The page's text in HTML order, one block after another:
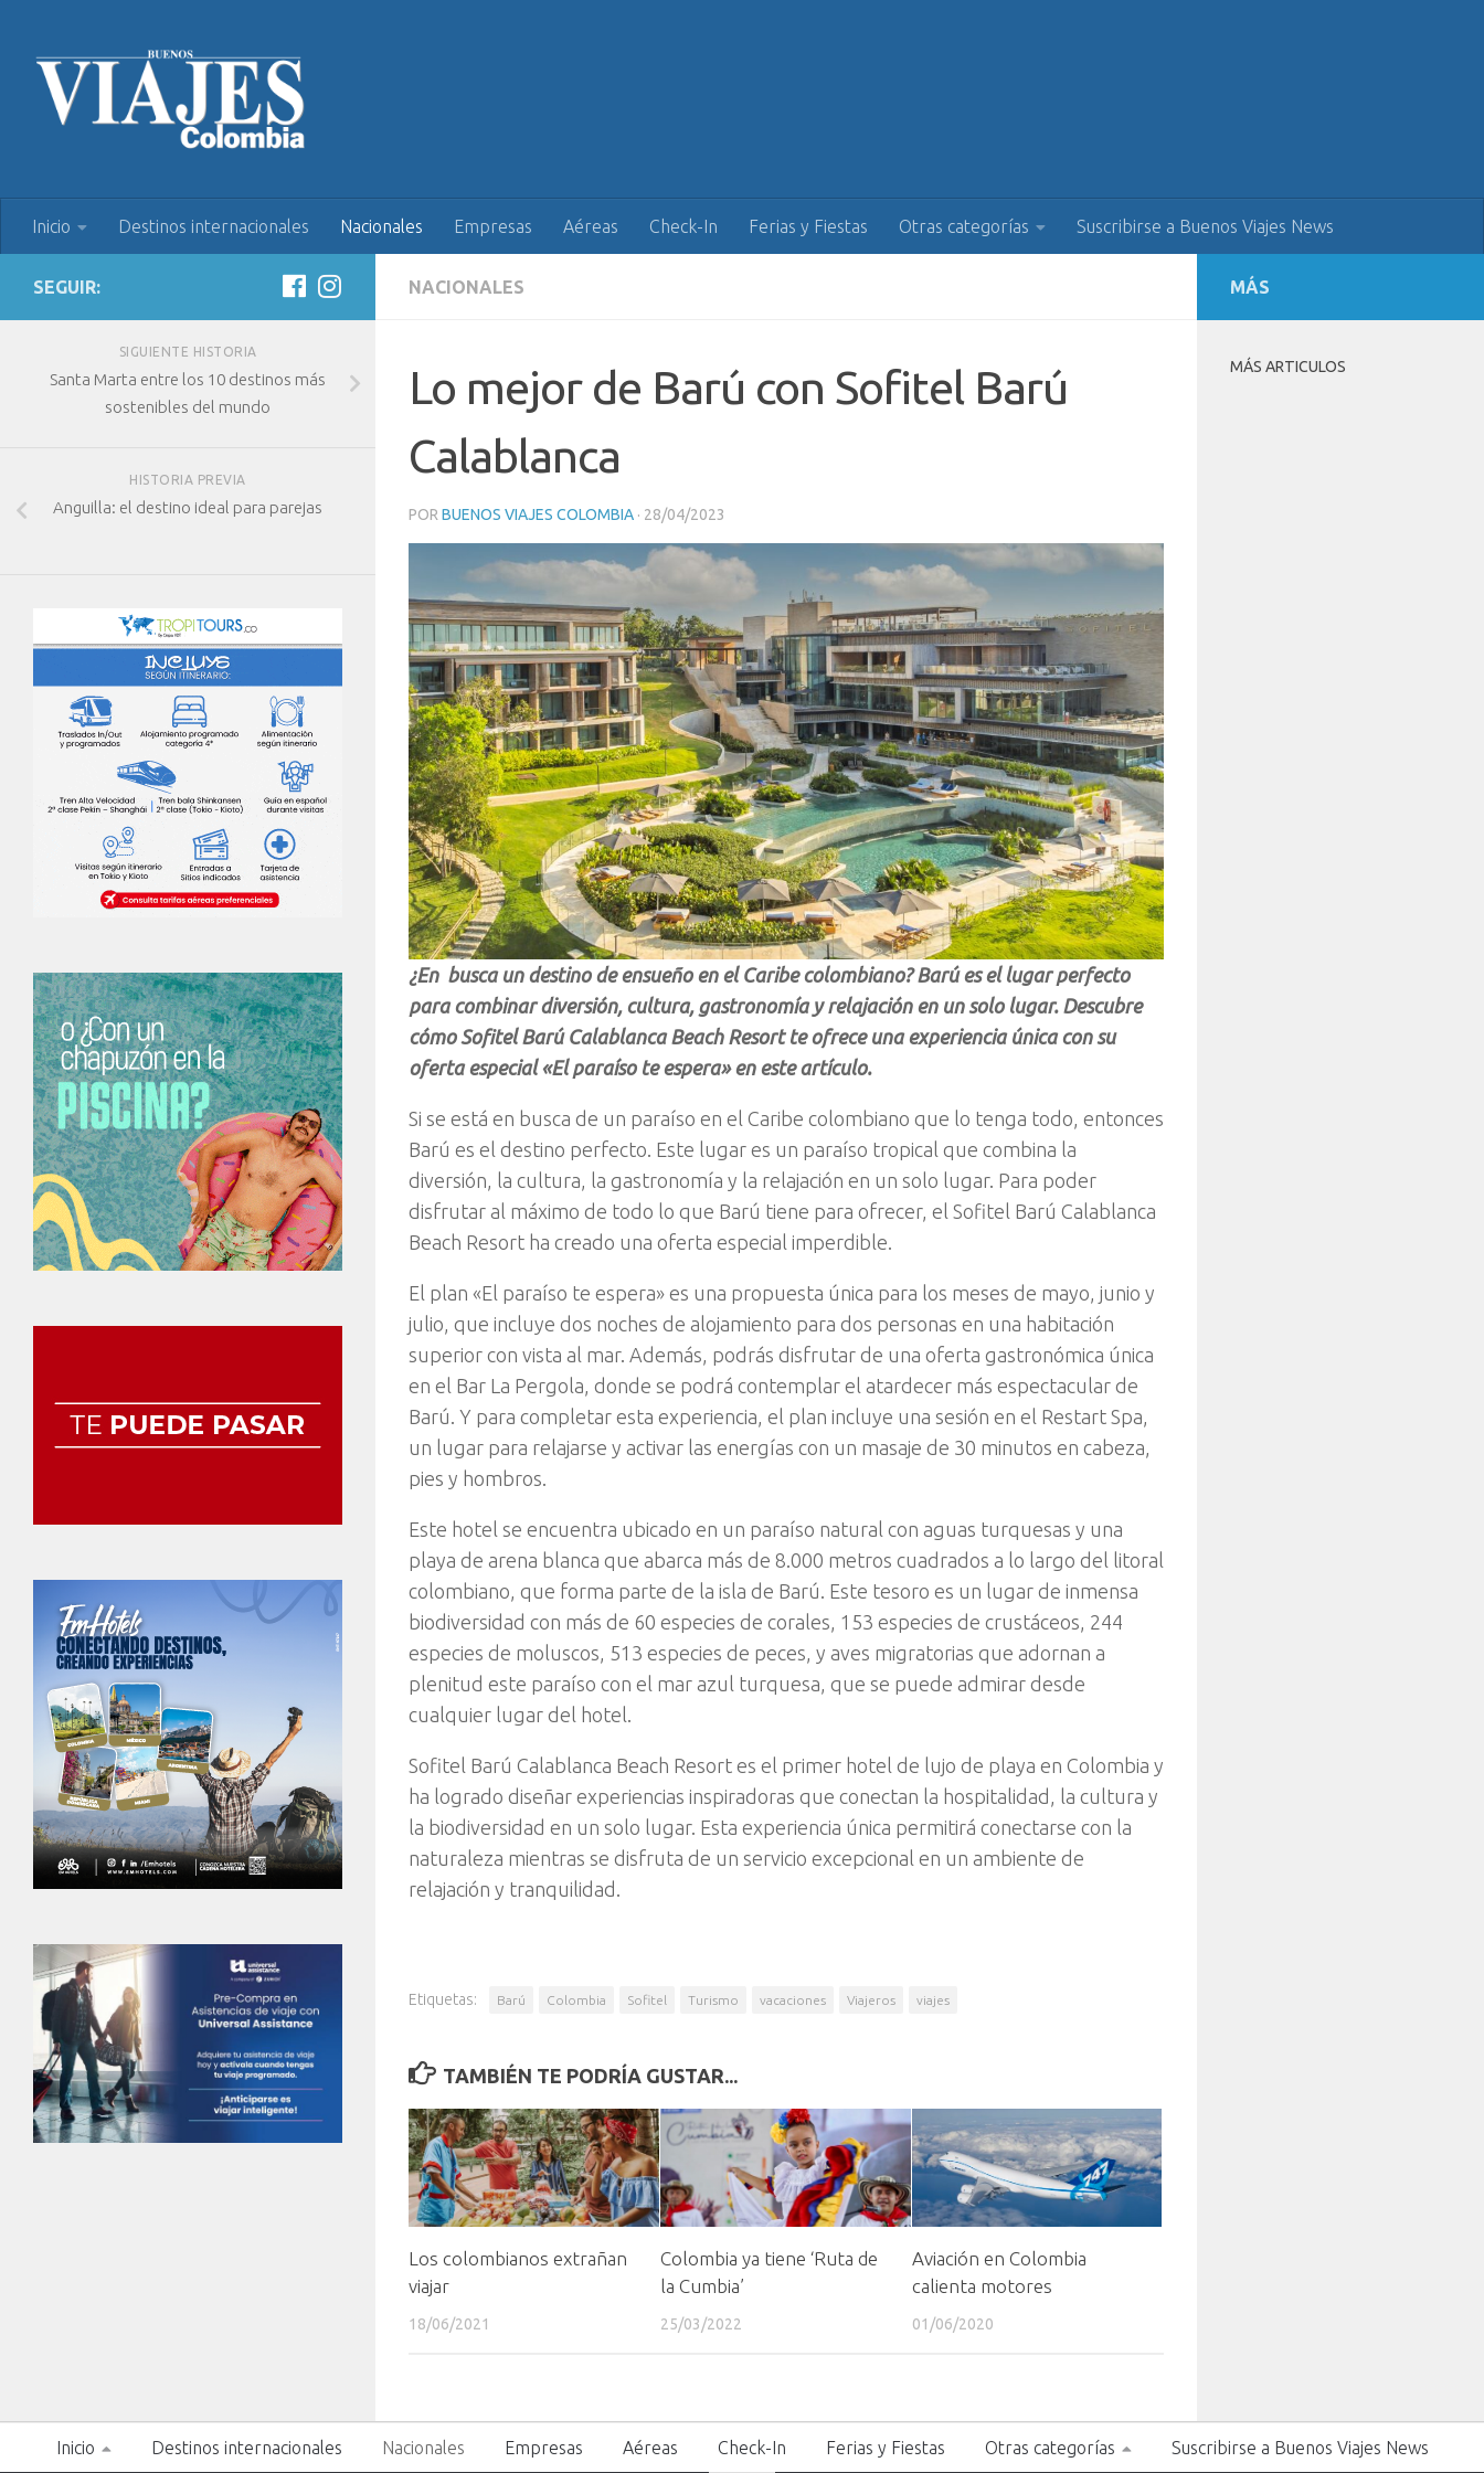
Inicio Destinos internacionales Nacionales Empresas Aéreas Check-In Ferias y Fiestas Otras categorías Suscribirse a Buenos Viajes News
NACIONALES
Lo mejor de Barú con Sofitel Barú
Calablanca
POR BUENOS VIAJES COLOMBIA · 28/04/2023
¿En busca un destino de ensueño en el Caribe colombiano? Barú es el lugar perfecto
para combinar diversión, cultura, gastronomía y relajación en un solo lugar. Descubre
cómo Sofitel Barú Calablanca Beach Resort te ofrece una experiencia única con su
oferta especial «El paraíso te espera» en este artículo.
Si se está en busca de un paraíso en el Caribe colombiano que lo tenga todo, entonces
Barú es el destino perfecto. Este lugar es un paraíso tropical que combina la
diversión, la cultura, la gastronomía y la relajación en un solo lugar. Para poder
disfrutar al máximo de todo lo que Barú tiene para ofrecer, el Sofitel Barú Calablanca
Beach Resort ha creado una oferta especial imperdible.
El plan «El paraíso te espera» es una propuesta única para los meses de mayo, junio y
julio, que incluye dos noches de alojamiento para dos personas en una habitación
superior con vista al mar. Además, podrás disfrutar de una oferta gastronómica única
en el Bar La Pergola, donde se podrá contemplar el atardecer más espectacular de
Barú. Y para completar esta experiencia, el plan incluye una sesión en el Restart Spa,
un lugar para relajarse y activar las energías con un masaje de 30 minutos en cabeza,
pies y hombros.
Este hotel se encuentra ubicado en un paraíso natural con aguas turquesas y una
playa de arena blanca que abarca más de 8.000 metros cuadrados a lo largo del litoral
colombiano, que forma parte de la isla de Barú. Este tesoro es un lugar de inmensa
biodiversidad con más de 60 especies de corales, 153 especies de crustáceos, 244
especies de moluscos, 513 especies de peces, y aves migratorias que adornan a
plenitud este paraíso con el mar azul turquesa, que se puede admirar desde
cualquier lugar del hotel.
Sofitel Barú Calablanca Beach Resort es el primer hotel de lujo de playa en Colombia y
ha logrado diseñar experiencias inspiradoras que conectan la hospitalidad, la cultura y
la biodiversidad en un solo lugar. Esta experiencia única permitirá conectarse con la
naturaleza mientras se disfruta de un servicio excepcional en un ambiente de
relajación y tranquilidad.
Etiquetas: Barú Colombia Sofitel Turismo vacaciones Viajeros viajes
TAMBIÉN TE PODRÍA GUSTAR...
Los colombianos extrañan
viajar
18/06/2021
Colombia ya tiene ‘Ruta de
la Cumbia’
25/03/2022
Aviación en Colombia
calienta motores
01/06/2020
SEGUIR:
SIGUIENTE HISTORIA
Santa Marta entre los 10 destinos más
sostenibles del mundo
HISTORIA PREVIA
Anguilla: el destino ideal para parejas
MÁS
MÁS ARTICULOS
Inicio Destinos internacionales Nacionales Empresas Aéreas Check-In Ferias y Fiestas Otras categorías Suscribirse a Buenos Viajes News